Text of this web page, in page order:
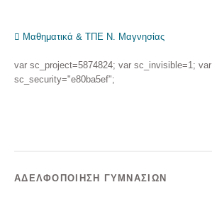
 Μαθηματικά & ΤΠΕ Ν. Μαγνησίας
var sc_project=5874824; var sc_invisible=1; var
sc_security="e80ba5ef";
ΑΔΕΛΦΟΠΟΊΗΣΗ ΓΥΜΝΑΣΊΩΝ